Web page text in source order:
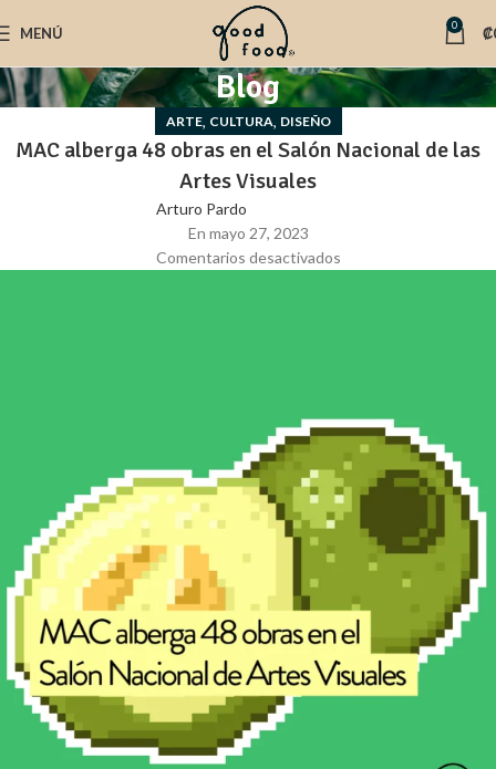
MENÚ 0 ₡
Blog
ARTE, CULTURA, DISEÑO
MAC alberga 48 obras en el Salón Nacional de las
Artes Visuales
Arturo Pardo
En mayo 27, 2023
Comentarios desactivados